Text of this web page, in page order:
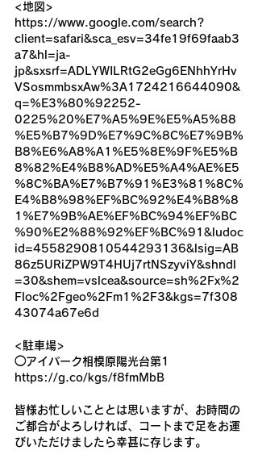
<地図>
https://www.google.com/search?
client=safari&sca_esv=34fe19f69faab3
a7&hl=ja-
jp&sxsrf=ADLYWILRtG2eGg6ENhhYrHv
VSosmmbsxAw%3A1724216644090&
q=%E3%80%92252-
0225%20%E7%A5%9E%E5%A5%88
%E5%B7%9D%E7%9C%8C%E7%9B%
B8%E6%A8%A1%E5%8E%9F%E5%B
8%82%E4%B8%AD%E5%A4%AE%E5
%8C%BA%E7%B7%91%E3%81%8C%
E4%B8%98%EF%BC%92%E4%B8%8
1%E7%9B%AE%EF%BC%94%EF%BC
%90%E2%88%92%EF%BC%91&ludoc
id=4558290810544293136&lsig=AB
86z5URiZPW9T4HUj7rtNSzyviY&shndl
=30&shem=vslcea&source=sh%2Fx%2
Floc%2Fgeo%2Fm1%2F3&kgs=7f308
43074a67e6d
<駐車場>
◯アイパーク相模原陽光台第1
https://g.co/kgs/f8fmMbB
皆様お忙しいこととは思いますが、お時間の
ご都合がよろしければ、コートまで足をお運
びいただけましたら幸甚に存じます。